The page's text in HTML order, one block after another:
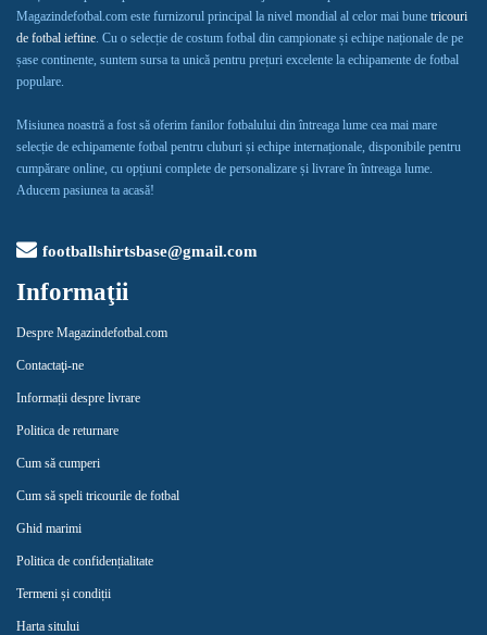
Magazindefotbal.com este furnizorul principal la nivel mondial al celor mai bune tricouri
de fotbal ieftine. Cu o selecție de costum fotbal din campionate și echipe naționale de pe
șase continente, suntem sursa ta unică pentru prețuri excelente la echipamente de fotbal
populare.
Misiunea noastră a fost să oferim fanilor fotbalului din întreaga lume cea mai mare
selecție de echipamente fotbal pentru cluburi și echipe internaționale, disponibile pentru
cumpărare online, cu opțiuni complete de personalizare și livrare în întreaga lume.
Aducem pasiunea ta acasă!
footballshirtsbase@gmail.com
Informaţii
Despre Magazindefotbal.com
Contactaţi-ne
Informații despre livrare
Politica de returnare
Cum să cumperi
Cum să speli tricourile de fotbal
Ghid marimi
Politica de confidențialitate
Termeni și condiții
Harta sitului